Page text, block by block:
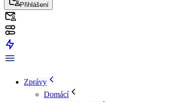
Přihlášení
Zprávy
Domácí